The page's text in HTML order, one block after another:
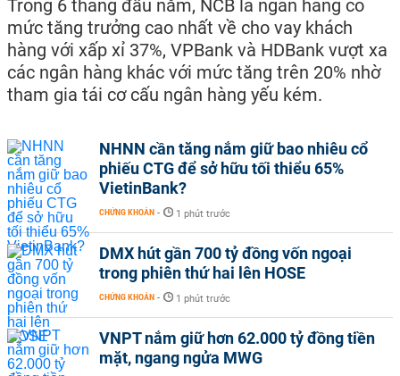
Trong 6 tháng đầu năm, NCB là ngân hàng có
mức tăng trưởng cao nhất về cho vay khách
hàng với xấp xỉ 37%, VPBank và HDBank vượt xa
các ngân hàng khác với mức tăng trên 20% nhờ
tham gia tái cơ cấu ngân hàng yếu kém.
NHNN cần tăng nắm giữ bao nhiêu cổ
phiếu CTG để sở hữu tối thiểu 65%
VietinBank?
CHỨNG KHOÁN - 1 phút trước
DMX hút gần 700 tỷ đồng vốn ngoại
trong phiên thứ hai lên HOSE
CHỨNG KHOÁN - 1 phút trước
VNPT nắm giữ hơn 62.000 tỷ đồng tiền
mặt, ngang ngửa MWG